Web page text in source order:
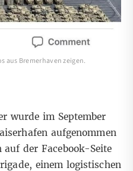
aus Bremerhaven zeigen.
wurde im September
aufgenommen
auf derFacebook-Seite
einem logistischen